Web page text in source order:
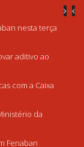
nesta terça
aditivo ao
com a Caixa
da
Fenaban